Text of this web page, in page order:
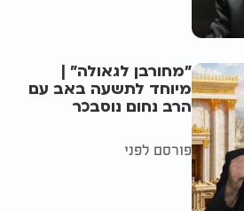
"מחורבן לגאולה" |
מיוחד לתשעה באב עם
הרב נחום נוסבכר
פורסם לפני